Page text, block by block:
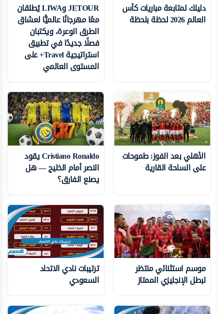
دليلك لمتابعة مباريات كأس
العالم 2026 لحظة بلحظة
JETOUR وLIWA يُطلقان
معًا مهرجانًا عالميًّا لعشاق
الطرق الوعرة، ويكتبان
فصلًا جديدًا في تطبيق
استراتيجية Travel+ على
المستوى العالمي
الأهلي بعد الفوز: طموحات
على الساحة القارية
Cristiano Ronaldo يقود
النصر أمام الخليج — هل
يصنع الفارق؟
موسم استثنائي منتظر
لبطل الإنجليزي الممتاز
ترتيبات نادي الاتحاد
السعودي